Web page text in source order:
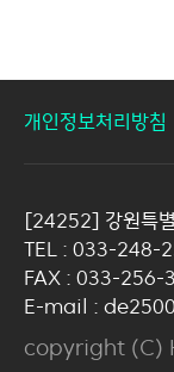
개인정보처리방침
[24252] 강원특별
TEL : 033-248-
FAX : 033-256-
E-mail :
copyright (C)